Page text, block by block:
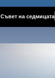
Съвет на седмицата